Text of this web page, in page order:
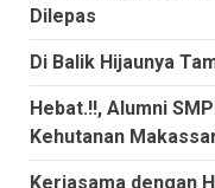
Dilepas
Di Balik Hijaunya
Hebat.!!, Alumni
Kehutanan
Kerjasama dengan